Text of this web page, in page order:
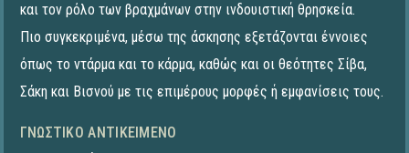
και τον ρόλο των βραχμάνων στην ινδουιστική θρησκεία.
Πιο συγκεκριμένα, μέσω της άσκησης εξετάζονται έννοιες
όπως το ντάρμα και το κάρμα, καθώς και οι θεότητες Σίβα,
Σάκη και Βισνού με τις επιμέρους μορφές ή εμφανίσεις τους.
ΓΝΩΣΤΙΚΌ ΑΝΤΙΚΕΊΜΕΝΟ